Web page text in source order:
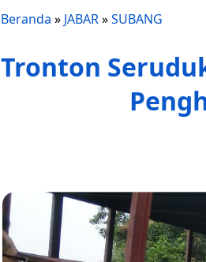
Beranda » JABAR»SUBANG
Tronton